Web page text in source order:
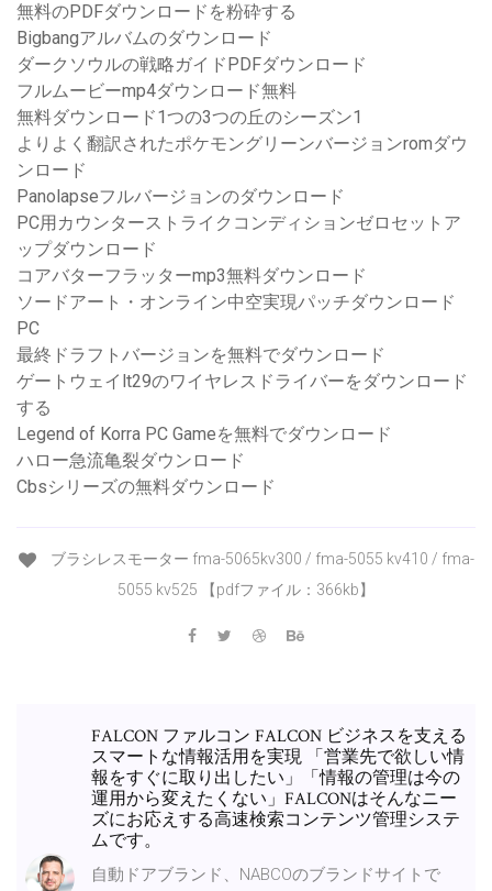
無料のPDFダウンロードを粉砕する
Bigbangアルバムのダウンロード
ダークソウルの戦略ガイドPDFダウンロード
フルムービーmp4ダウンロード無料
無料ダウンロード1つの3つの丘のシーズン1
よりよく翻訳されたポケモングリーンバージョンromダウ
ンロード
Panolapseフルバージョンのダウンロード
PC用カウンターストライクコンディションゼロセットア
ップダウンロード
コアバターフラッターmp3無料ダウンロード
ソードアート・オンライン中空実現パッチダウンロード
PC
最終ドラフトバージョンを無料でダウンロード
ゲートウェイlt29のワイヤレスドライバーをダウンロード
する
Legend of Korra PC Gameを無料でダウンロード
ハロー急流亀裂ダウンロード
Cbsシリーズの無料ダウンロード
ブラシレスモーター fma-5065kv300 / fma-5055 kv410 / fma-
5055 kv525 【pdfファイル：366kb】
FALCON ファルコン FALCON ビジネスを支える
スマートな情報活用を実現 「営業先で欲しい情
報をすぐに取り出したい」「情報の管理は今の
運用から変えたくない」FALCONはそんなニー
ズにお応えする高速検索コンテンツ管理システ
ムです。
自動ドアブランド、NABCOのブランドサイトで